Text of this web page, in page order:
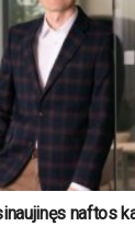
naftos